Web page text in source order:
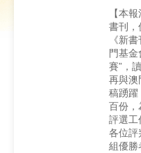
【本
書刊
《新
門基
賽”，
再與
稿踴
百份
評選
各位
組優勝